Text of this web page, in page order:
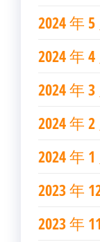
2024 年 5
2024 年 4
2024 年 3
2024 年 2
2024 年 1
2023 年
2023 年